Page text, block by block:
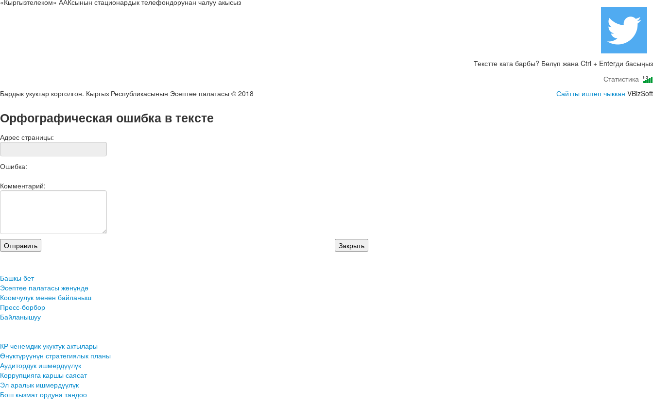
«Кыргызтелеком» ААКсынын стационардык телефондорунан чалуу акысыз
Текстте ката барбы? Бөлүп жана Ctrl + Enterди басыңыз
Статистика
Бардык укуктар корголгон. Кыргыз Республикасынын Эсептөө палатасы © 2018
Сайтты иштеп чыккан VBizSoft
Орфографическая ошибка в тексте
Адрес страницы:
Ошибка:
Комментарий:
Башкы бет
Эсептөө палатасы жөнүндө
Коомчулук менен байланыш
Пресс-борбор
Байланышуу
КР ченемдик укуктук актылары
Өнүктүрүүнүн стратегиялык планы
Аудитордук ишмердүүлүк
Коррупцияга каршы саясат
Эл аралык ишмердүүлүк
Бош кызмат ордуна тандоо